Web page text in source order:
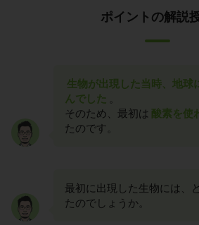
ポイントの解説
生物が出現した当時、地球
んでした
そのため、最初は 酸素を使
たのです。
最初に出現した生物には、
たのでしょうか。